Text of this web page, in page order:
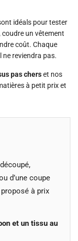
idéals pour tester
coudre un vêtement
coût. Chaque
ne reviendra pas.
pas cherset nos
à petit prix et
d’une coupe
à prix
et un tissu au